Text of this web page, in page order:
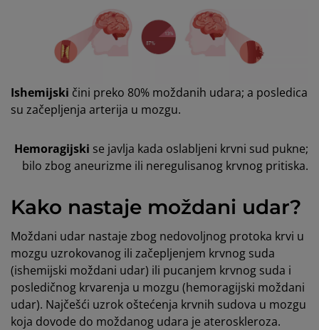
Ishemijski čini preko 80% moždanih udara; a posledica
su začepljenja arterija u mozgu.
Hemoragijski se javlja kada oslabljeni krvni sud pukne;
bilo zbog aneurizme ili neregulisanog krvnog pritiska.
Kako nastaje moždani udar?
Moždani udar nastaje zbog nedovoljnog protoka krvi u
mozgu uzrokovanog ili začepljenjem krvnog suda
(ishemijski moždani udar) ili pucanjem krvnog suda i
posledičnog krvarenja u mozgu (hemoragijski moždani
udar). Najčešći uzrok oštećenja krvnih sudova u mozgu
koja dovode do moždanog udara je ateroskleroza.